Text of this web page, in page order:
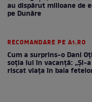
au dispărut milioane de
pe Dunăre
RECOMANDARE PE A1.RO
Cum a surprins-o Dani
soția lui în vacanță: „Și-a
riscat viața în baia